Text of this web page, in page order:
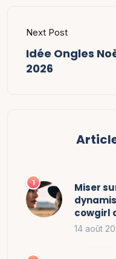
Next Post
Idée Ongles
2026
Miser
cowgirl
14 août